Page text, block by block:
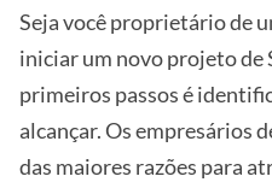
Seja você proprietário de
iniciar um novo projeto de
primeiros passos é
alcançar. Os empresários
das maiores razões para